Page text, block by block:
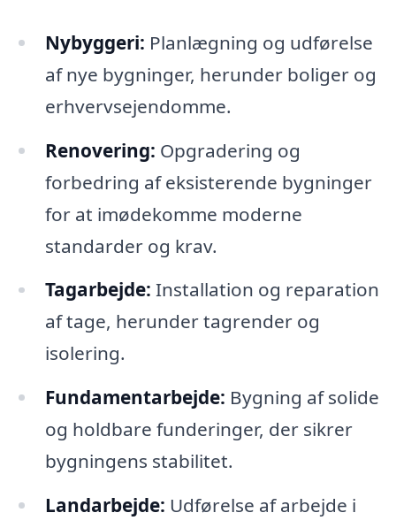
Nybyggeri: Planlægning og udførelse
af nye bygninger, herunder boliger og
erhvervsejendomme.
Renovering: Opgradering og
forbedring af eksisterende bygninger
for at imødekomme moderne
standarder og krav.
Tagarbejde: Installation og reparation
af tage, herunder tagrender og
isolering.
Fundamentarbejde: Bygning af solide
og holdbare funderinger, der sikrer
bygningens stabilitet.
Landarbejde: Udførelse af arbejde i